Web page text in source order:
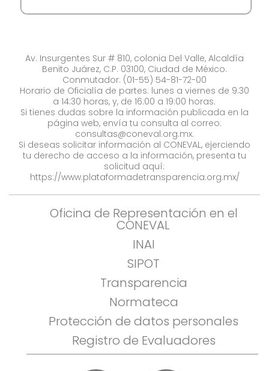
Av. Insurgentes Sur # 810, colonia Del Valle, Alcaldía
Benito Juárez, C.P. 03100, Ciudad de México.
Conmutador: (01-55) 54-81-72-00
Horario de Oficialía de partes: lunes a viernes de 9:30
a 14:30 horas, y, de 16:00 a 19:00 horas.
Si tienes dudas sobre la información publicada en la
página web, envía tu consulta al correo:
consultas@coneval.org.mx.
Si deseas solicitar información al CONEVAL, ejerciendo
tu derecho de acceso a la información, presenta tu
solicitud aquí:
https://www.plataformadetransparencia.org.mx/
Oficina de Representación en el
CONEVAL
INAI
SIPOT
Transparencia
Normateca
Protección de datos personales
Registro de Evaluadores